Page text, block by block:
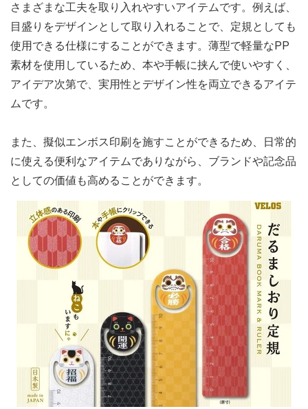
さまざまな工夫を取り入れやすいアイテムです。例えば、
目盛りをデザインとして取り入れることで、定規としても
使用できる仕様にすることができます。薄型で軽量なPP
素材を使用しているため、本や手帳に挟んで使いやすく、
アイデア次第で、実用性とデザイン性を両立できるアイテ
ムです。
また、擬似エンボス印刷を施すことができるため、日常的
に使える便利なアイテムでありながら、ブランドや記念品
としての価値も高めることができます。